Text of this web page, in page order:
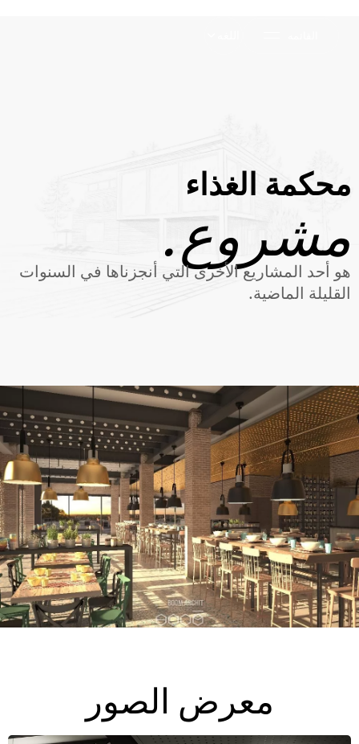
EN
محكمة الغذاء
مشروع.
هو أحد المشاريع الأخرى التي أنجزناها في السنوات
القليلة الماضية.
معرض الصور